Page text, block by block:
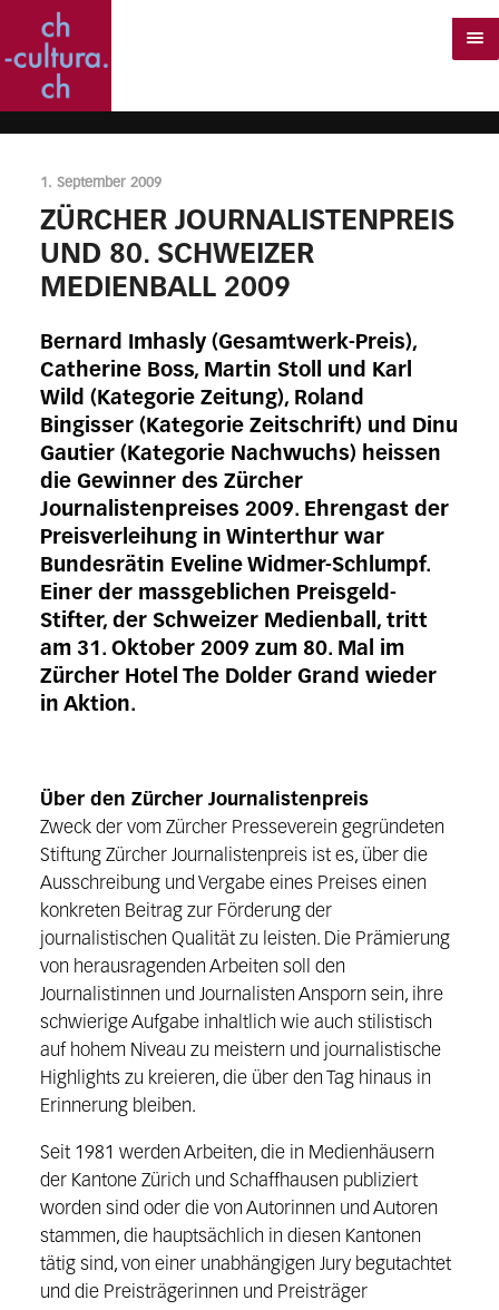
1. September 2009
ZÜRCHER JOURNALISTENPREIS
UND 80. SCHWEIZER
MEDIENBALL 2009
Bernard Imhasly (Gesamtwerk-Preis),
Catherine Boss, Martin Stoll und Karl
Wild (Kategorie Zeitung), Roland
Bingisser (Kategorie Zeitschrift) und Dinu
Gautier (Kategorie Nachwuchs) heissen
die Gewinner des Zürcher
Journalistenpreises 2009. Ehrengast der
Preisverleihung in Winterthur war
Bundesrätin Eveline Widmer-Schlumpf.
Einer der massgeblichen Preisgeld-
Stifter, der Schweizer Medienball, tritt
am 31. Oktober 2009 zum 80. Mal im
Zürcher Hotel The Dolder Grand wieder
in Aktion.
Über den Zürcher Journalistenpreis
Zweck der vom Zürcher Presseverein gegründeten
Stiftung Zürcher Journalistenpreis ist es, über die
Ausschreibung und Vergabe eines Preises einen
konkreten Beitrag zur Förderung der
journalistischen Qualität zu leisten. Die Prämierung
von herausragenden Arbeiten soll den
Journalistinnen und Journalisten Ansporn sein, ihre
schwierige Aufgabe inhaltlich wie auch stilistisch
auf hohem Niveau zu meistern und journalistische
Highlights zu kreieren, die über den Tag hinaus in
Erinnerung bleiben.
Seit 1981 werden Arbeiten, die in Medienhäusern
der Kantone Zürich und Schaffhausen publiziert
worden sind oder die von Autorinnen und Autoren
stammen, die hauptsächlich in diesen Kantonen
tätig sind, von einer unabhängigen Jury begutachtet
und die Preisträgerinnen und Preisträger